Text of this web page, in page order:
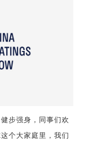
步强身，同事们欢
个大家庭里，我们